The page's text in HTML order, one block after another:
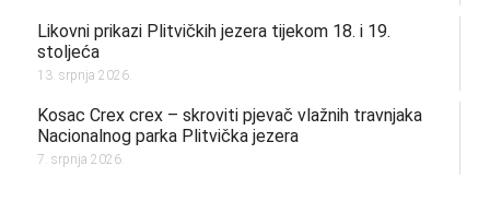
Likovni prikazi Plitvičkih jezera tijekom 18. i 19.
stoljeća
13. srpnja 2026.
Kosac Crex crex – skroviti pjevač vlažnih travnjaka
Nacionalnog parka Plitvička jezera
7. srpnja 2026.